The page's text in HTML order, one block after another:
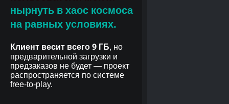
нырнуть в хаос космоса
на равных условиях.
Клиент весит всего 9 ГБ, но
предварительной загрузки и
предзаказов не будет — проект
распространяется по системе
free-to-play.